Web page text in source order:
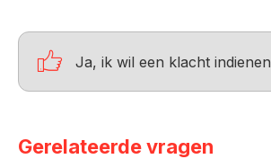
 Ja, ik wil een klacht indienen
Gerelateerde vragen